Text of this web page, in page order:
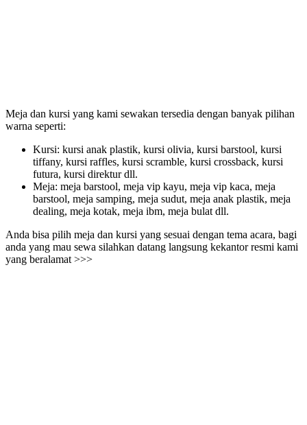
Meja dan kursi yang kami sewakan tersedia dengan banyak pilihan
warna seperti:
Kursi: kursi anak plastik, kursi olivia, kursi barstool, kursi
tiffany, kursi raffles, kursi scramble, kursi crossback, kursi
futura, kursi direktur dll.
Meja: meja barstool, meja vip kayu, meja vip kaca, meja
barstool, meja samping, meja sudut, meja anak plastik, meja
dealing, meja kotak, meja ibm, meja bulat dll.
Anda bisa pilih meja dan kursi yang sesuai dengan tema acara, bagi
anda yang mau sewa silahkan datang langsung kekantor resmi kami
yang beralamat >>>